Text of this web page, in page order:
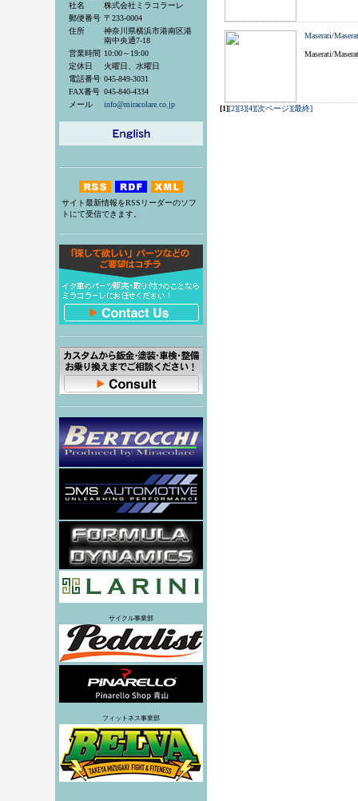
社名
株式会社ミラコラーレ
郵便番号 〒233-0004
住所
神奈川県横浜市港南区港
南中央通7-18
営業時間 10:00～19:00
定休日
火曜日、水曜日
電話番号 045-849-3031
FAX番号 045-840-4334
メール
info@miracolare.co.jp
サイト最新情報をRSSリーダーのソフ
トにて受信できます。
サイクル事業部
フィットネス事業部
Maserati/
Maserati/
[1][2][3][4][次ページ][最終]